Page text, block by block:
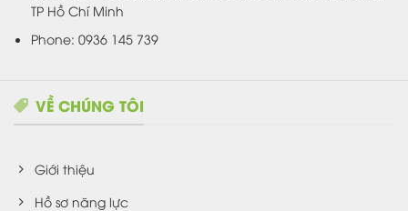
TP Hồ Chí Minh
Phone: 0936 145 739
VỀ CHÚNG TÔI
Giới thiệu
Hồ sơ năng lực